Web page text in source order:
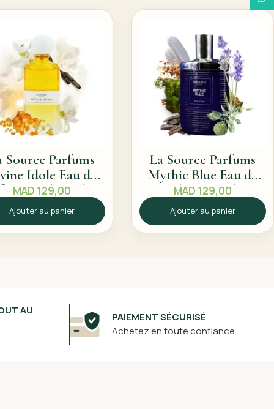
Source Parfums
Idole Eau de
60ml – Sillage
solaire
MAD 129,00
Ajouter au panier
La Source Parfums
Mythic Blue Eau de
Toilette 60ml –
Sillage frais
MAD 129,00
Ajouter au panier
AU
PAIEMENT SÉCURISÉ
Achetez en toute confiance